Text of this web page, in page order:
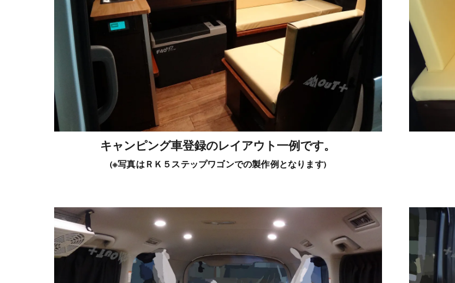
キャンピング車登録のレイアウト一例です。
(※写真はＲＫ５ステップワゴンでの製作例となります)